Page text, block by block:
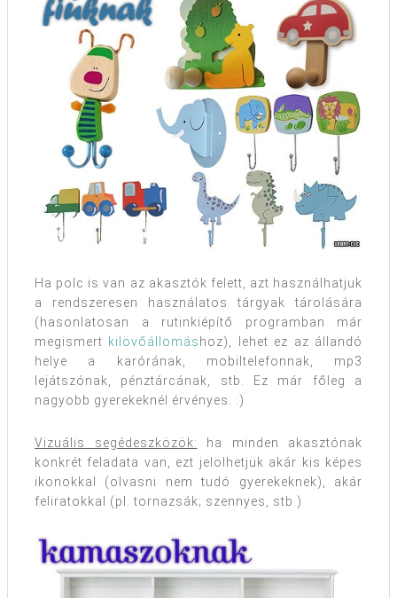
Ha polc is van az akasztók felett, azt használhatjuk
a rendszeresen használatos tárgyak tárolására
(hasonlatosan a rutinkiépítő programban már
megismert kilövőállomás hoz), lehet ez az állandó
helye a karórának, mobiltelefonnak, mp3
lejátszónak, pénztárcának, stb. Ez már főleg a
nagyobb gyerekeknél érvényes. :)
Vizuális segédeszközök: ha minden akasztónak
konkrét feladata van, ezt jelölhetjük akár kis képes
ikonokkal (olvasni nem tudó gyerekeknek), akár
feliratokkal (pl. tornazsák; szennyes, stb.)